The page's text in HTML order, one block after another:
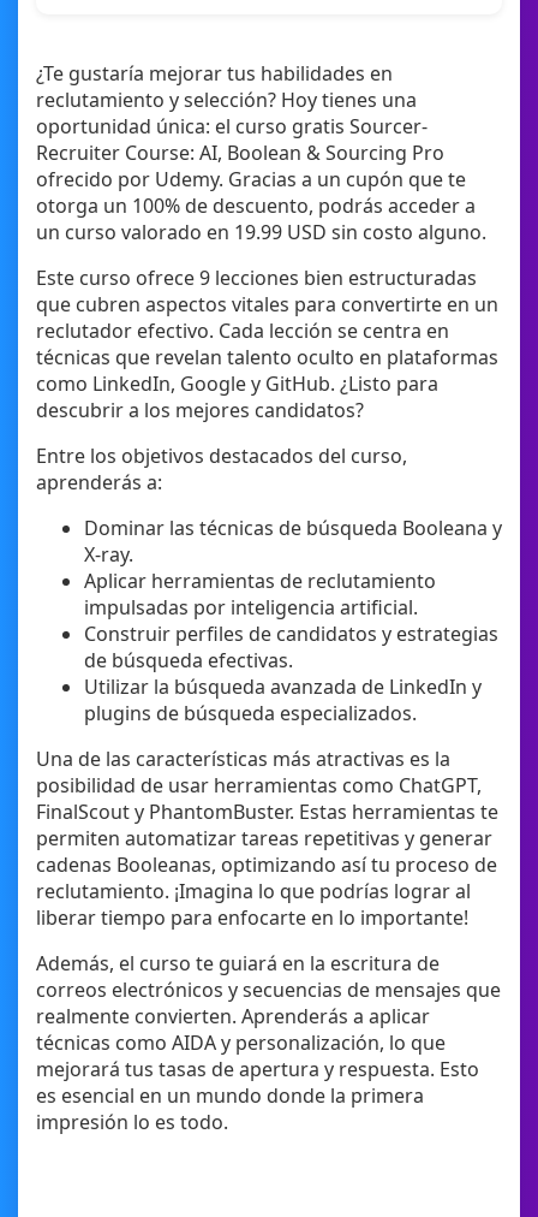
¿Te gustaría mejorar tus habilidades en
reclutamiento y selección? Hoy tienes una
oportunidad única: el curso gratis Sourcer-
Recruiter Course: AI, Boolean & Sourcing Pro
ofrecido por Udemy. Gracias a un cupón que te
otorga un 100% de descuento, podrás acceder a
un curso valorado en 19.99 USD sin costo alguno.
Este curso ofrece 9 lecciones bien estructuradas
que cubren aspectos vitales para convertirte en un
reclutador efectivo. Cada lección se centra en
técnicas que revelan talento oculto en plataformas
como LinkedIn, Google y GitHub. ¿Listo para
descubrir a los mejores candidatos?
Entre los objetivos destacados del curso,
aprenderás a:
Dominar las técnicas de búsqueda Booleana y
X-ray.
Aplicar herramientas de reclutamiento
impulsadas por inteligencia artificial.
Construir perfiles de candidatos y estrategias
de búsqueda efectivas.
Utilizar la búsqueda avanzada de LinkedIn y
plugins de búsqueda especializados.
Una de las características más atractivas es la
posibilidad de usar herramientas como ChatGPT,
FinalScout y PhantomBuster. Estas herramientas te
permiten automatizar tareas repetitivas y generar
cadenas Booleanas, optimizando así tu proceso de
reclutamiento. ¡Imagina lo que podrías lograr al
liberar tiempo para enfocarte en lo importante!
Además, el curso te guiará en la escritura de
correos electrónicos y secuencias de mensajes que
realmente convierten. Aprenderás a aplicar
técnicas como AIDA y personalización, lo que
mejorará tus tasas de apertura y respuesta. Esto
es esencial en un mundo donde la primera
impresión lo es todo.